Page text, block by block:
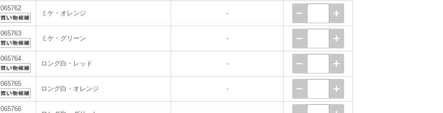
ミケ・オレンジ -
ミケ・グリーン -
ロング白・レッド -
ロング白・オレンジ -